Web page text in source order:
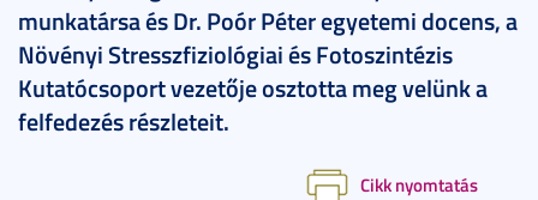
munkatársa és Dr. Poór Péter egyetemi docens, a
Növényi Stresszfiziológiai és Fotoszintézis
Kutatócsoport vezetője osztotta meg velünk a
felfedezés részleteit.
Cikk nyomtatás